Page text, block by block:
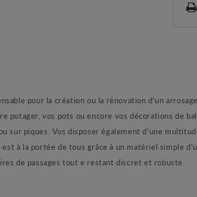
pour la création ou la rénovation d'un
potager, vos pots ou encore vos décorations de
piques. Vos disposer également d'une
à la portée de tous grâce à un matériel simple
de passages tout e restant discret et robuste.